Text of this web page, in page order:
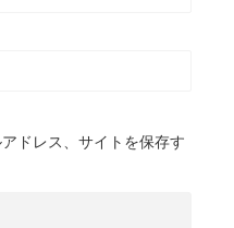
ドレス、サイトを保存す